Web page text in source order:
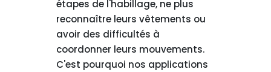
étapes de l'habillage, ne plus
reconnaître leurs vêtements ou
avoir des difficultés à
coordonner leurs mouvements.
C'est pourquoi nos applications